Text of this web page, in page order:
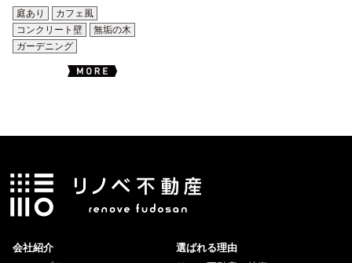
庭あり
カフェ風
コンクリート壁
無垢の木
ガーデニング
会社紹介
選ばれる理由